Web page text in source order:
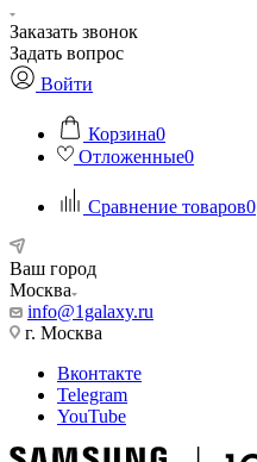
Заказать звонок
Задать вопрос
Войти
Корзина0
Отложенные0
Сравнение товаров0
Ваш город
Москва
info@1galaxy.ru
г. Москва
Вконтакте
Telegram
YouTube